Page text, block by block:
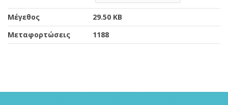
Μέγεθος
29.50 KB
Μεταφορτώσεις
1188